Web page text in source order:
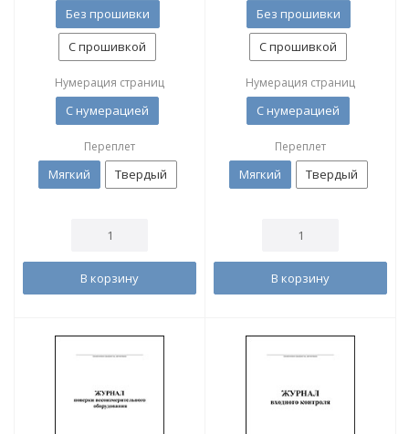
Без прошивки
С прошивкой
Нумерация страниц
С нумерацией
Переплет
Мягкий Твердый
В корзину
Без прошивки
С прошивкой
Нумерация страниц
С нумерацией
Переплет
Мягкий Твердый
В корзину